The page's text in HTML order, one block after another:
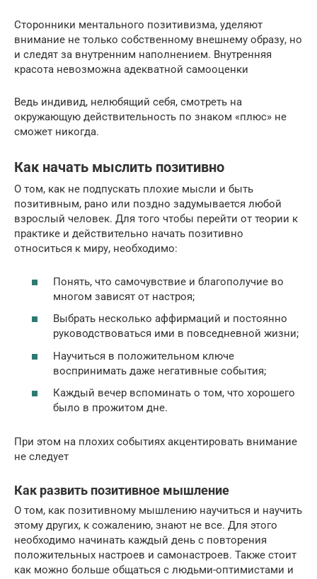
Сторонники ментального позитивизма, уделяют
внимание не только собственному внешнему образу, но
и следят за внутренним наполнением. Внутренняя
красота невозможна адекватной самооценки
Ведь индивид, нелюбящий себя, смотреть на
окружающую действительность по знаком «плюс» не
сможет никогда.
Как начать мыслить позитивно
О том, как не подпускать плохие мысли и быть
позитивным, рано или поздно задумывается любой
взрослый человек. Для того чтобы перейти от теории к
практике и действительно начать позитивно
относиться к миру, необходимо:
Понять, что самочувствие и благополучие во
многом зависят от настроя;
Выбрать несколько аффирмаций и постоянно
руководствоваться ими в повседневной жизни;
Научиться в положительном ключе
воспринимать даже негативные события;
Каждый вечер вспоминать о том, что хорошего
было в прожитом дне.
При этом на плохих событиях акцентировать внимание
не следует
Как развить позитивное мышление
О том, как позитивному мышлению научиться и научить
этому других, к сожалению, знают не все. Для этого
необходимо начинать каждый день с повторения
положительных настроев и самонастроев. Также стоит
как можно больше общаться с людьми-оптимистами и